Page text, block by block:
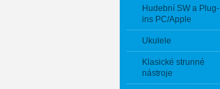
Hudební SW a Plug-
ins PC/Apple
Ukulele
Klasické strunné
nástroje